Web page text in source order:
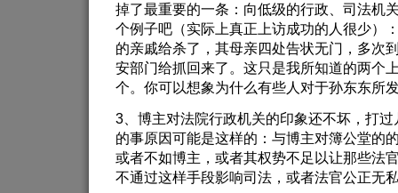
掉了最重要的一条：向低级的行政、司法机
个例子吧（实际上真正上访成功的人很少）
的亲戚给杀了，其母亲四处告状无门，多次
安部门给抓回来了。这只是我所知道的两个
个。你可以想象为什么有些人对于孙东东所
3、博主对法院行政机关的印象还不坏，打
的事原因可能是这样的：与博主对簿公堂的
或者不如博主，或者其权势不足以让那些法
不通过这样手段影响司法，或者法官公正无